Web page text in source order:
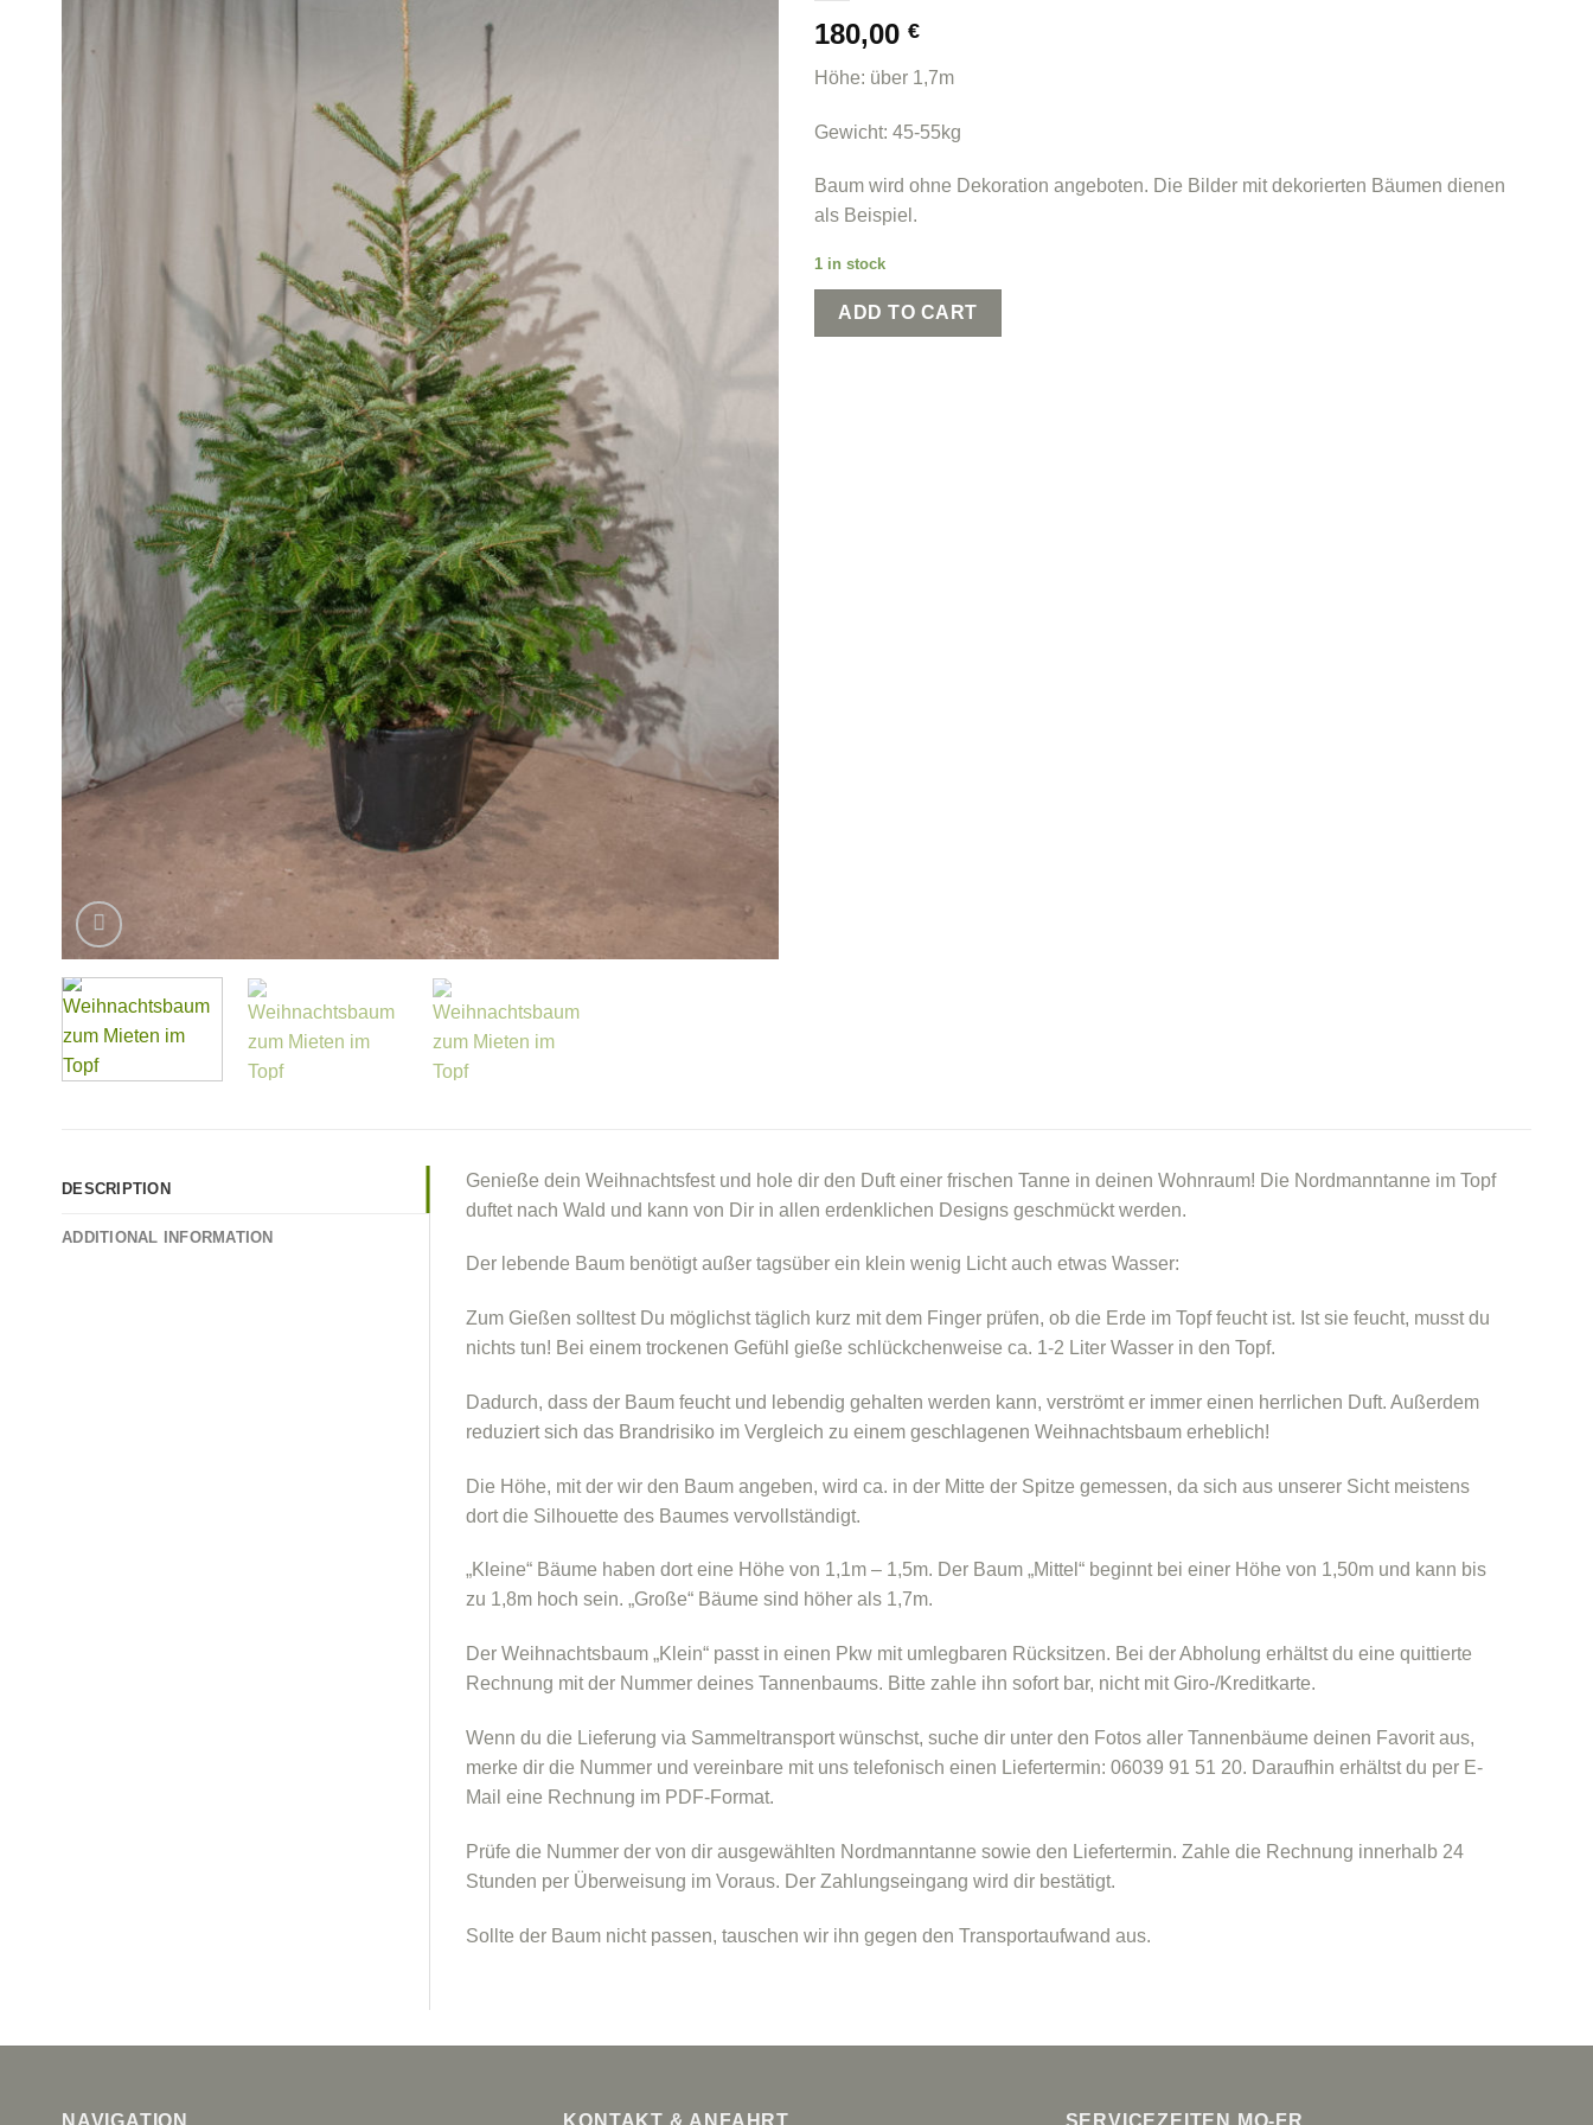
180,00 €
Höhe: über 1,7m
Gewicht: 45-55kg
Baum wird ohne Dekoration angeboten. Die Bilder mit dekorierten Bäumen dienen
als Beispiel.
1 in stock
ADD TO CART
DESCRIPTION
ADDITIONAL INFORMATION
Genieße dein Weihnachtsfest und hole dir den Duft einer frischen Tanne in deinen Wohnraum! Die Nordmanntanne im Topf
duftet nach Wald und kann von Dir in allen erdenklichen Designs geschmückt werden.
Der lebende Baum benötigt außer tagsüber ein klein wenig Licht auch etwas Wasser:
Zum Gießen solltest Du möglichst täglich kurz mit dem Finger prüfen, ob die Erde im Topf feucht ist. Ist sie feucht, musst du
nichts tun! Bei einem trockenen Gefühl gieße schlückchenweise ca. 1-2 Liter Wasser in den Topf.
Dadurch, dass der Baum feucht und lebendig gehalten werden kann, verströmt er immer einen herrlichen Duft. Außerdem
reduziert sich das Brandrisiko im Vergleich zu einem geschlagenen Weihnachtsbaum erheblich!
Die Höhe, mit der wir den Baum angeben, wird ca. in der Mitte der Spitze gemessen, da sich aus unserer Sicht meistens
dort die Silhouette des Baumes vervollständigt.
„Kleine“ Bäume haben dort eine Höhe von 1,1m – 1,5m. Der Baum „Mittel“ beginnt bei einer Höhe von 1,50m und kann bis
zu 1,8m hoch sein. „Große“ Bäume sind höher als 1,7m.
Der Weihnachtsbaum „Klein“ passt in einen Pkw mit umlegbaren Rücksitzen. Bei der Abholung erhältst du eine quittierte
Rechnung mit der Nummer deines Tannenbaums. Bitte zahle ihn sofort bar, nicht mit Giro-/Kreditkarte.
Wenn du die Lieferung via Sammeltransport wünschst, suche dir unter den Fotos aller Tannenbäume deinen Favorit aus,
merke dir die Nummer und vereinbare mit uns telefonisch einen Liefertermin: 06039 91 51 20. Daraufhin erhältst du per E-
Mail eine Rechnung im PDF-Format.
Prüfe die Nummer der von dir ausgewählten Nordmanntanne sowie den Liefertermin. Zahle die Rechnung innerhalb 24
Stunden per Überweisung im Voraus. Der Zahlungseingang wird dir bestätigt.
Sollte der Baum nicht passen, tauschen wir ihn gegen den Transportaufwand aus.